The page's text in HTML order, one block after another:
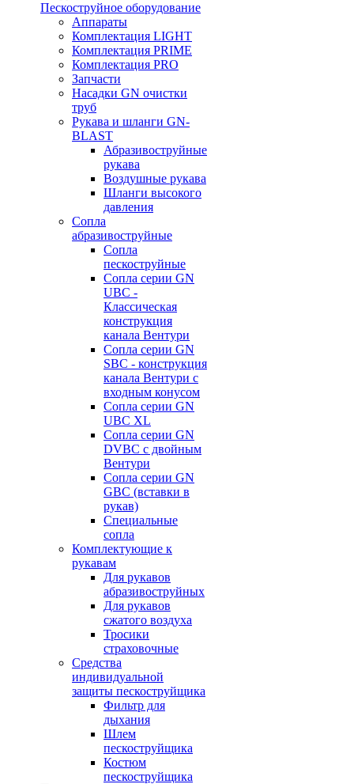
Пескоструйное оборудование
Аппараты
Комплектация LIGHT
Комплектация PRIME
Комплектация PRO
Запчасти
Насадки GN очистки
труб
Рукава и шланги GN-
BLAST
Абразивоструйные
рукава
Воздушные рукава
Шланги высокого
давления
Сопла
абразивоструйные
Сопла
пескоструйные
Сопла серии GN
UBC -
Классическая
конструкция
канала Вентури
Сопла серии GN
SBC - конструкция
канала Вентури c
входным конусом
Сопла серии GN
UBC XL
Сопла серии GN
DVBC с двойным
Вентури
Сопла серии GN
GBC (вставки в
рукав)
Специальные
сопла
Комплектующие к
рукавам
Для рукавов
абразивоструйных
Для рукавов
сжатого воздуха
Тросики
страховочные
Средства
индивидуальной
защиты пескоструйщика
Фильтр для
дыхания
Шлем
пескоструйщика
Костюм
пескоструйщика